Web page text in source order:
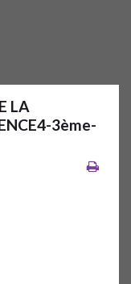
LA
3ème-